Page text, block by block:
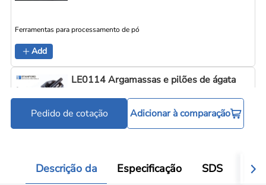
Ferramentas para processamento de pó
Add
LE0114 Argamassas e pilões de ágata
Pedido de cotação Adicionar à comparação
Descrição da Especificação SDS